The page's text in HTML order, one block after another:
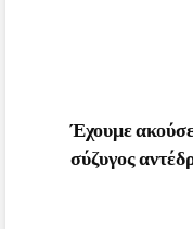
Έχουμε
σύζυγος